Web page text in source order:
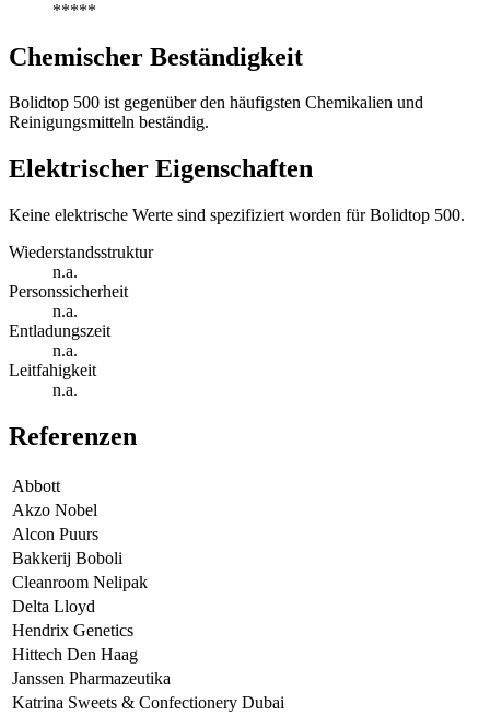
*****
Chemischer Beständigkeit
Bolidtop 500 ist gegenüber den häufigsten Chemikalien und
Reinigungsmitteln beständig.
Elektrischer Eigenschaften
Keine elektrische Werte sind spezifiziert worden für Bolidtop 500.
Wiederstandsstruktur
n.a.
Personssicherheit
n.a.
Entladungszeit
n.a.
Leitfahigkeit
n.a.
Referenzen
Abbott
Akzo Nobel
Alcon Puurs
Bakkerij Boboli
Cleanroom Nelipak
Delta Lloyd
Hendrix Genetics
Hittech Den Haag
Janssen Pharmazeutika
Katrina Sweets & Confectionery Dubai